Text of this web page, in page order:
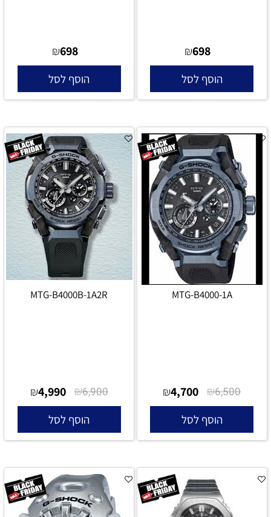
₪698
הוסף לסל
₪698
הוסף לסל
MTG-B4000-1A
₪6,500
₪4,700
הוסף לסל
MTG-B4000B-1A2R
₪6,900
₪4,990
הוסף לסל